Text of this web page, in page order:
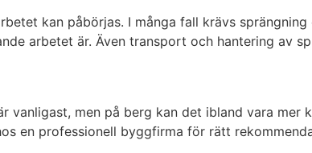
kan påbörjas. I många fall krävs
arbetet är. Även transport och hantering av
men på berg kan det ibland vara
en professionell byggfirma för rätt